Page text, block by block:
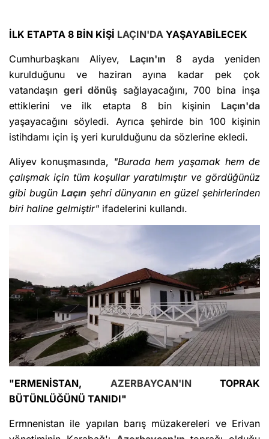
İLK ETAPTA 8 BİN KİŞİ LAÇIN'DA YAŞAYABİLECEK
Cumhurbaşkanı Aliyev, Laçın'ın 8 ayda yeniden
kurulduğunu ve haziran ayına kadar pek çok
vatandaşın geri dönüşsağlayacağını, 700 bina inşa
ettiklerini ve ilk etapta 8 bin kişinin Laçın'da
yaşayacağını söyledi. Ayrıca şehirde bin 100 kişinin
istihdamı için iş yeri kurulduğunu da sözlerine ekledi.
Aliyev konuşmasında, "Burada hem yaşamak hem de
çalışmak için tüm koşullar yaratılmıştır ve gördüğünüz
gibi bugün Laçınşehri dünyanın en güzel şehirlerinden
biri haline gelmiştir" ifadelerini kullandı.
"ERMENİSTAN, AZERBAYCAN'INTOPRAK
BÜTÜNLÜĞÜNÜ TANIDI"
Ermnenistan ile yapılan barış müzakereleri ve Erivan